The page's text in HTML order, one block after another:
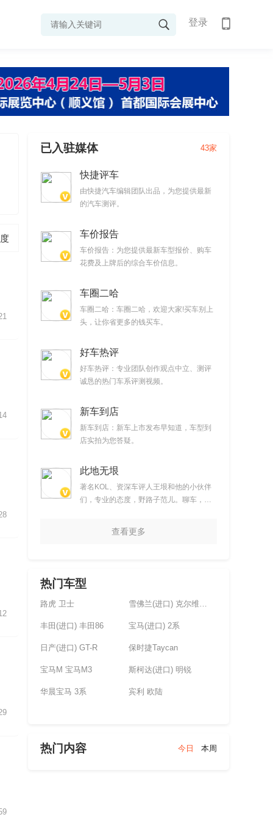
登录
已入驻媒体 43家
快捷评车
由快捷汽车编辑团队出品，为您提供最新
的汽车测评。
车价报告
车价报告：为您提供最新车型报价、购车
花费及上牌后的综合车价信息。
车圈二哈
车圈二哈：车圈二哈，欢迎大家!买车别上
头，让你省更多的钱买车。
好车热评
好车热评：专业团队创作观点中立、测评
诚恳的热门车系评测视频。
新车到店
新车到店：新车上市发布早知道，车型到
店实拍为您答疑。
此地无垠
著名KOL、资深车评人王垠和他的小伙伴
们，专业的态度，野路子范儿。聊车，但
查看更多
热门车型
路虎 卫士
丰田(进口) 丰田86 宝马(进口) 2系
日产(进口) GT-R 保时捷Taycan
宝马M 宝马M3 斯柯达(进口) 明锐
华晨宝马 3系 宾利 欧陆
热门内容 今日 本周